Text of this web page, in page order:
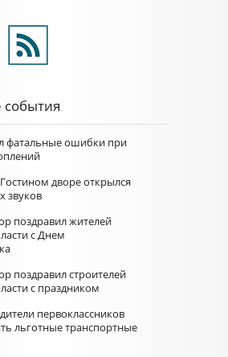
фатальные ошибки при
дворе открылся
звуков
поздравил жителей
с Днем
поздравил строителей
с праздником
первоклассников
льготные транспортные